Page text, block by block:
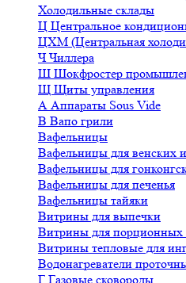
Холодильные склады
Ц Центральное
ЦХМ (Центральная
ЧЧиллера
Ш Шокфростер
Щ Щиты управления
А Аппараты Sous Vide
В Вапо грили
Вафельницы
Вафельницы для венских
Вафельницы для
Вафельницы для печенья
Вафельницы тайяки
Витрины для выпечки
Витрины для порционных
Витрины тепловые для
Водонагреватели
Г Газовые сковороды